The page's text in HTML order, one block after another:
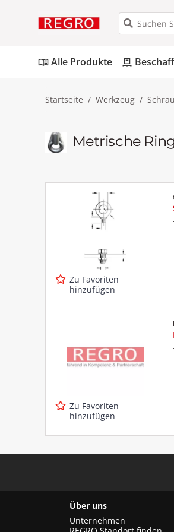
menu_bookAlle Produkte pallet
Startseite Werkzeug
Metrische
Zu Favoriten
hinzufügen
Zu Favoriten
hinzufügen
Über uns
Unternehmen